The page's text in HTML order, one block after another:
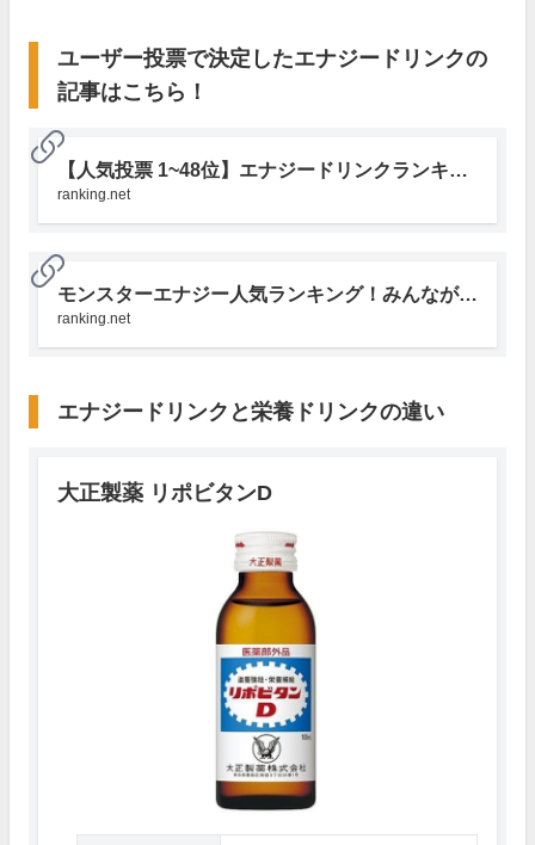
"1缶あたり"に続いて「サーフ エナジードリンク」がNo.1に！
エナドリのカフェイン含有量をほかの飲み物と比較！コーヒーより
少ない？
【国民投票】エナジードリンク人気ランキング
エナジードリンクは味を含めた総合力で選ぶのもあり！
やはり、エナドリ2大巨頭が人気！
カロリーオフの商品も人気
カフェイン量や味で選んでお気に入りのエナジードリンクを見つけ
【注意】エナジードリンクの効果に過度な期待はNG
飲食品に関する各ランキングの投票を随時受付中！
ユーザー投票で決定したエナジードリンクの
記事はこちら！
【人気投票 1~48位】エナジードリンクランキング！みんなのおすすめは？ | みんなのランキング
ranking.net
モンスターエナジー人気ランキング！みんながおすすめするモンエナの味は？ | みんなのランキング
ranking.net
エナジードリンクと栄養ドリンクの違い
大正製薬 リポビタンD